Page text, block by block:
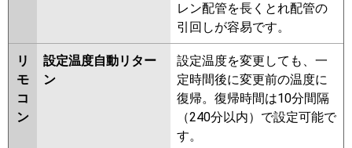
レン配管を長くとれ配管の
引回しが容易です。
リ
モ
コ
ン
設定温度自動リター
ン
設定温度を変更しても、一
定時間後に変更前の温度に
復帰。復帰時間は10分間隔
（240分以内）で設定可能で
す。